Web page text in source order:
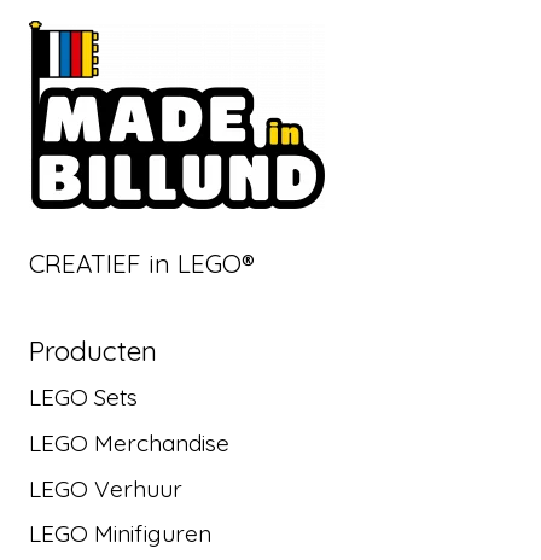
CREATIEF in LEGO®
Producten
LEGO Sets
LEGO Merchandise
LEGO Verhuur
LEGO Minifiguren